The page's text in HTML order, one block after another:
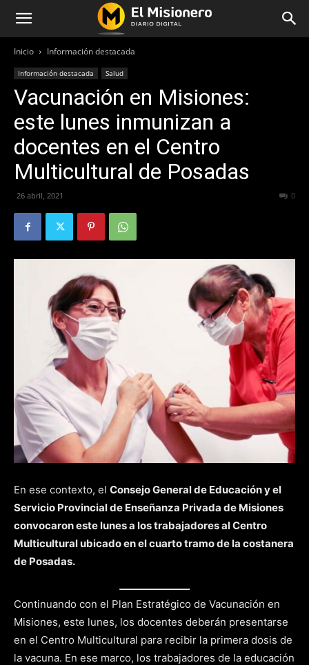
Inicio Información destacada
Información destacada Salud
Vacunación en Misiones:
este lunes inmunizan a
docentes en el Centro
Multicultural de Posadas
26 abril, 2021 0
En ese contexto, el Consejo General de Educación y el
Servicio Provincial de Enseñanza Privada de Misiones
convocaron este lunes a los trabajadores al Centro
Multicultural ubicado en el cuarto tramo de la costanera
de Posadas.
Continuando con el Plan Estratégico de Vacunación en
Misiones, este lunes, los docentes deberán presentarse
en el Centro Multicultural para recibir la primera dosis de
la vacuna. En ese marco, los trabajadores de la educación